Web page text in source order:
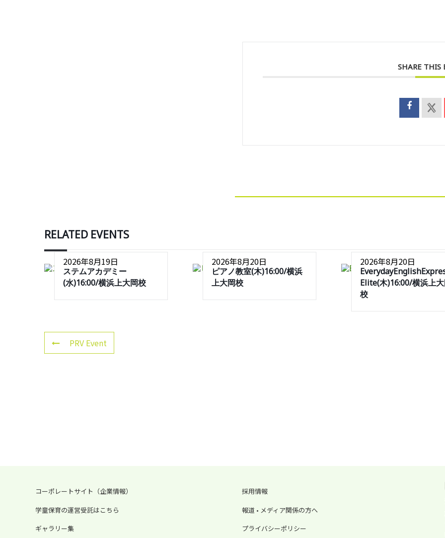
SHARE THIS
RELATED EVENTS
2026年8月19日
ステムアカデミー
(水)16:00/横浜上大岡校
2026年8月20日
ピアノ教室(木)16:00/横浜
上大岡校
2026年8月20日
Elite(木)16:00/横浜上
校
PRV Event
コーポレートサイト（企業情報）
学童保育の運営受託はこちら
ギャラリー集
採用情報
報道 • メディア関係の方へ
プライバシーポリシー